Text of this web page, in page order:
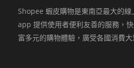
Shopee 蝦皮購物是東南亞最大的
app 提供使用者便利友善的服務，
富多元的購物體驗，廣受各國消費大